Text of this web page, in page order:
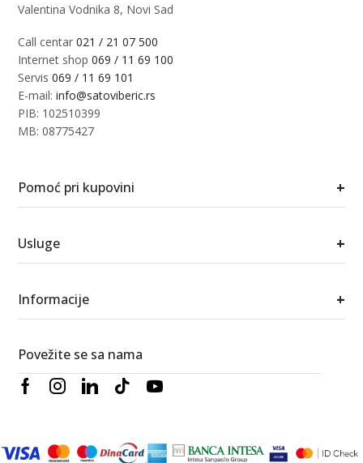
Valentina Vodnika 8, Novi Sad
Call centar021 / 21 07 500
Internet shop069 / 11 69 100
Servis069 / 11 69 101
E-mail:info@satoviberic.rs
PIB: 102510399
MB: 08775427
Pomoć pri kupovini +
Usluge +
Informacije +
Povežite se sa nama